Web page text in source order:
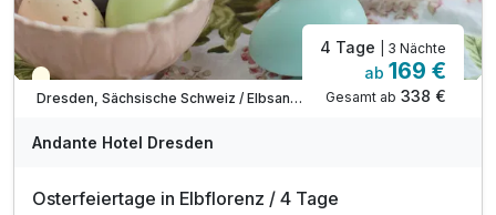
Saisonal verfügbar
Dresden, Sächsische Schweiz / Elbsandsteingebirge
4 Tage | 3 Nächte
ab 169 €
Gesamt ab 338 €
Andante Hotel Dresden
Osterfeiertage in Elbflorenz / 4 Tage